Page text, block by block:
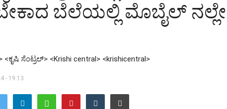
ಬೆಲೆಯಲ್ಲಿ ಮೊಬೈಲ್ ನಲ್ಲೇ
ಸೆಂಟ್ರಲ್> <Krishi central> <krishicentral>
- 19:13